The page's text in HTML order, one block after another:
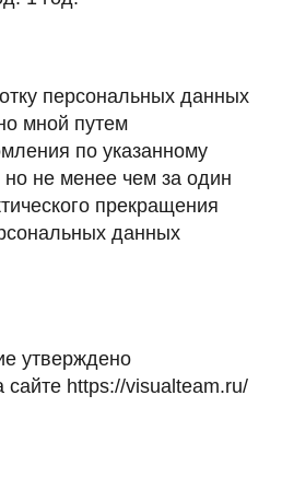
персональных данных
мной путем
по указанному
не менее чем за один
прекращения
данных
утверждено
сайте https://visualteam.ru/